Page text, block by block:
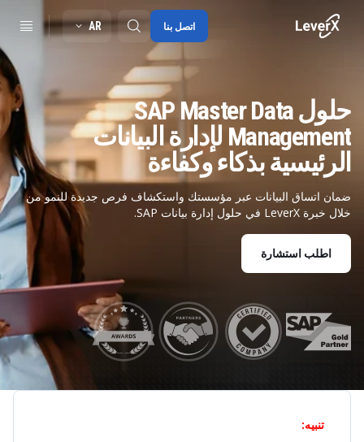
SAP S/4HANA migration
RISE with SAP
SAP Ariba
Digitals supply chain
AR اتصل بنا
حلول SAP Master Data
Management لإدارة البيانات
الرئيسية بذكاء وكفاءة
ضمان اتساق البيانات عبر مؤسستك واستكشاف فرص جديدة للنمو من
خلال خبرة LeverX في حلول إدارة بيانات SAP.
اطلب استشارة
تنبيه: